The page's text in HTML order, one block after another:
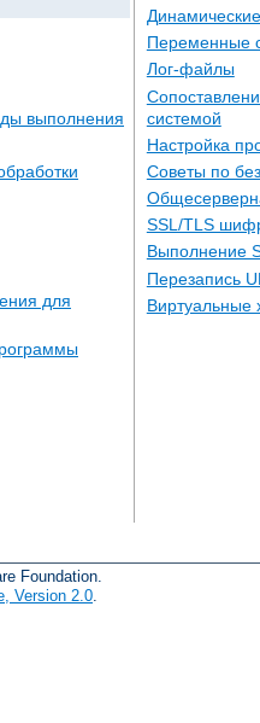
выполнения
для
Переменные
Лог-файлы
системой
Настройка
Советы по
SSL/TLS
Выполнение
Перезапись
Виртуальные
Foundation.
Version 2.0